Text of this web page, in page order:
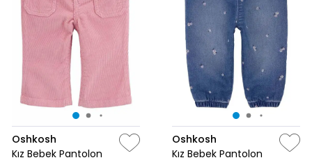
Oshkosh
Kız Bebek Pantolon
Oshkosh
Kız Bebek Pantolon